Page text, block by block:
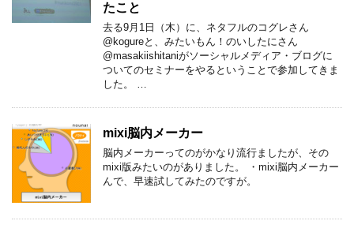
たこと
去る9月1日（木）に、ネタフルのコグレさん
@kogureと、みたいもん！のいしたにさん
@masakiishitaniがソーシャルメディア・ブログに
ついてのセミナーをやるということで参加してきま
した。 …
mixi脳内メーカー
脳内メーカーってのがかなり流行ましたが、その
mixi版みたいのがありました。 ・mixi脳内メーカー
んで、早速試してみたのですが。